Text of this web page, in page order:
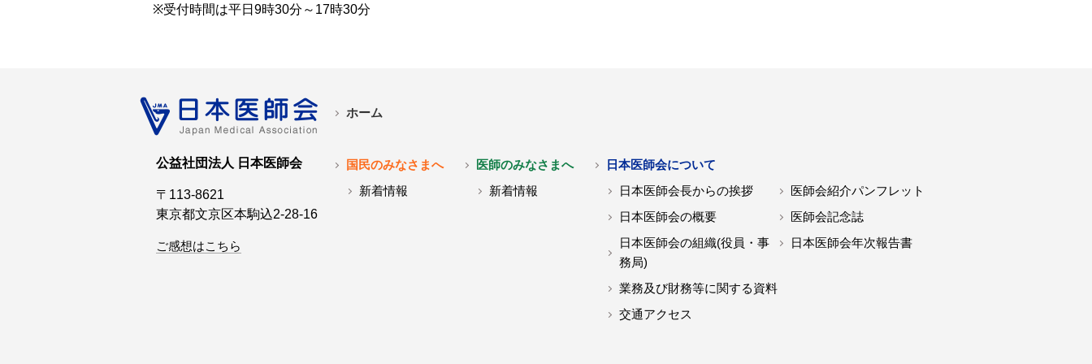
※受付時間は平日9時30分～17時30分
公益社団法人 日本医師会
〒113-8621
東京都文京区本駒込2-28-16
ご感想はこちら
ホーム
国民のみなさまへ
新着情報
医師のみなさまへ
新着情報
日本医師会について
日本医師会長からの挨拶
日本医師会の概要
日本医師会の組織(役員・事
務局)
業務及び財務等に関する資料
交通アクセス
医師会紹介パンフレット
医師会記念誌
日本医師会年次報告書